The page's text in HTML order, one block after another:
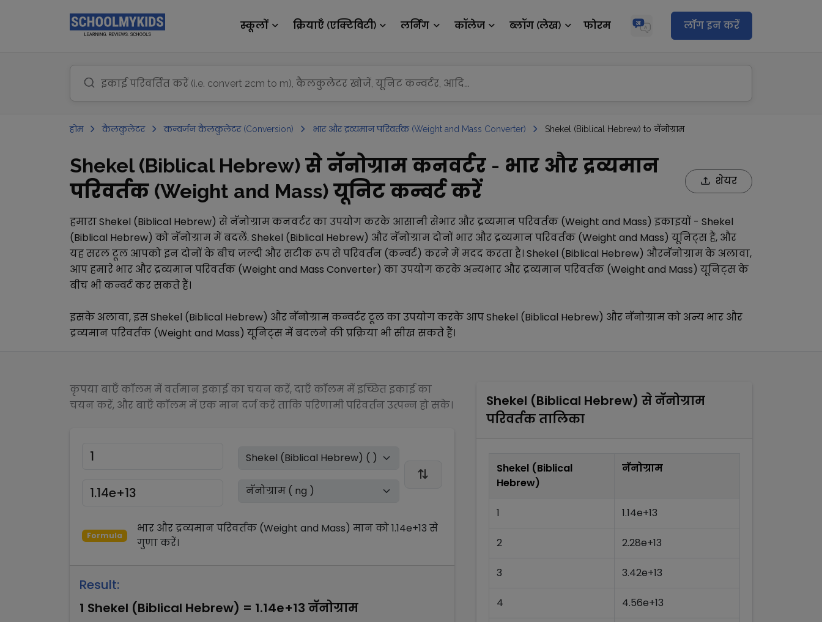
स्कूलों क्रियाएँ (एक्टिविटी) लर्निंग कॉलेज ब्लॉग (लेख) फोरम लॉग इन करेंं
होम कैलकुलेटर कन्वर्जन कैलकुलेटर (Conversion) भार और द्रव्यमान परिवर्तक (Weight and Mass Converter) Shekel (Biblical Hebrew) to नॅनोग्राम
Shekel (Biblical Hebrew) से नॅनोग्राम कनवर्टर - भार और द्रव्यमान
परिवर्तक (Weight and Mass) यूनिट कन्वर्ट करें
शेयर
हमाराShekel (Biblical Hebrew) सेनॅनोग्रामकनवर्टर का उपयोग करके आसानी सेभार और द्रव्यमान परिवर्तक (Weight and Mass) इकाइयों - Shekel
(Biblical Hebrew) कोनॅनोग्राममें बदलें. Shekel (Biblical Hebrew) औरनॅनोग्रामदोनों भार और द्रव्यमान परिवर्तक (Weight and Mass) यूनिट्स हैं, और
यह सरल टूल आपको इन दोनों के बीच जल्दी और सटीक रूप से परिवर्तन (कन्वर्ट) करने में मदद करता है। Shekel (Biblical Hebrew) औरनॅनोग्रामके अलावा,
आप हमारे भार और द्रव्यमान परिवर्तक (Weight and Mass Converter) का उपयोग करके अन्यभार और द्रव्यमान परिवर्तक (Weight and Mass) यूनिट्स के
बीच भी कन्वर्ट कर सकते हैं।
इसके अलावा, इसShekel (Biblical Hebrew) औरनॅनोग्रामकन्वर्टर टूल का उपयोग करके आपShekel (Biblical Hebrew) औरनॅनोग्रामको अन्य भार और
द्रव्यमान परिवर्तक (Weight and Mass) यूनिट्स में बदलने की प्रक्रिया भी सीख सकते हैं।
कृपया बाएँ कॉलम में वर्तमान इकाई का चयन करें, दाएँ कॉलम में इच्छित इकाई का
चयन करें, और बाएँ कॉलम में एक मान दर्ज करें ताकि परिणामी परिवर्तन उत्पन्न हो सके।
Formula
भार और द्रव्यमान परिवर्तक (Weight and Mass) मान को1.14e+13 से
गुणाकरें।
Result:
1 Shekel (Biblical Hebrew) = 1.14e+13 नॅनोग्राम
Shekel (Biblical Hebrew) सेनॅनोग्राम
परिवर्तक तालिका
Shekel (Biblical
Hebrew)
नॅनोग्राम
1 1.14e+13
2 2.28e+13
3 3.42e+13
4 4.56e+13